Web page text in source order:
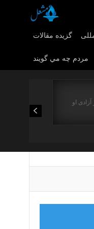
گزیده مقالات
مردم چه مي گويند
او